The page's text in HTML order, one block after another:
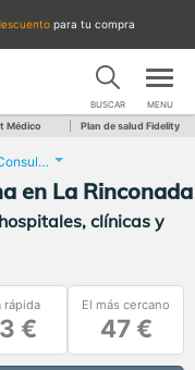
para tu compra
BUSCAR MENU
Médico Plan de salud Fidelity
Consulta de Medicina Interna
en La Rinconada
clínicas y
rápida
€
El más cercano
47 €